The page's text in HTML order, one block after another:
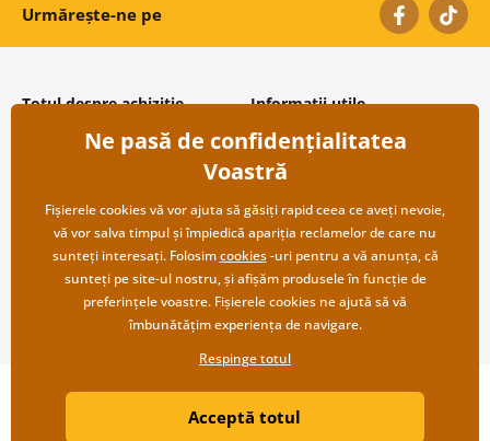
Urmărește-ne pe
Totul despre achiziție
Condiții și termeni generali
Protecția datelor personale
Transport și modalități de plată
Returnare
Informații utile
Despre noi
Întrebări frecvente
Contacte
Cooperare angro
Copyright ©2019 © Dovido.ro.
Litvanyi.sk| Magazinul online a fost creat de
Ne pasă de confidențialitatea
Voastră
Fișierele cookies vă vor ajuta să găsiți rapid ceea ce aveți nevoie,
vă vor salva timpul și împiedică apariția reclamelor de care nu
sunteți interesați. Folosimcookies-uri pentru a vă anunța, că
sunteți pe site-ul nostru, și afișăm produsele în funcție de
preferințele voastre. Fișierele cookies ne ajută să vă
îmbunătățim experiența de navigare.
Respinge totul
Acceptă totul